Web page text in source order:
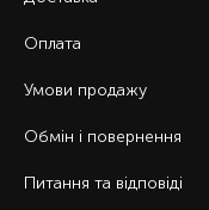
Оплата
Умови продажу
Обмін і повернення
Питання та відповіді